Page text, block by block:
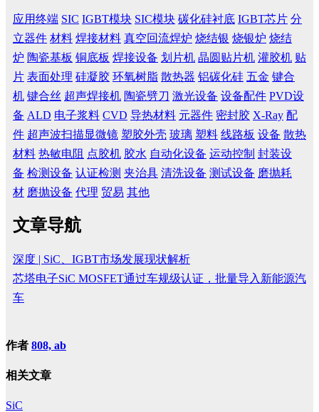
应用终端 SIC IGBT模块 SIC模块 碳化硅衬底 IGBT芯片 分
立器件 材料 焊接材料 真空回流焊炉 烧结银 烧银炉 烧结
炉 陶瓷基板 铜底板 焊接设备 划片机 晶圆贴片机 灌胶机 贴
片 表面处理 硅凝胶 环氧树脂 散热器 铝碳化硅 五金 键合
机 键合丝 超声焊接机 陶瓷劈刀 激光设备 设备配件 PVD设
备 ALD 电子浆料 CVD 导热材料 元器件 密封胶 X-Ray 配
件 超声波扫描显微镜 塑胶外壳 玻璃 塑料 线路板 设备 散热
材料 热敏电阻 点胶机 胶水 自动化设备 运动控制 封装设
备 检测设备 认证检测 夹治具 清洗设备 测试设备 磨抛耗
材 磨抛设备 代理 贸易 其他
文章导航
深度 | SiC、IGBT市场发展现状解析
芯塔电子SiC MOSFET通过车规级认证，批量导入新能源汽
车
作者 808, ab
相关文章
SiC